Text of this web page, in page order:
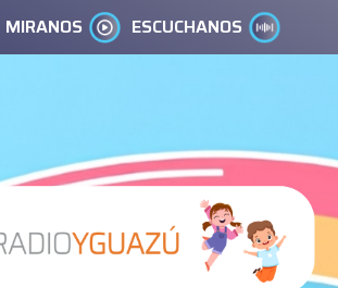
MIRANOS ESCUCHANOS